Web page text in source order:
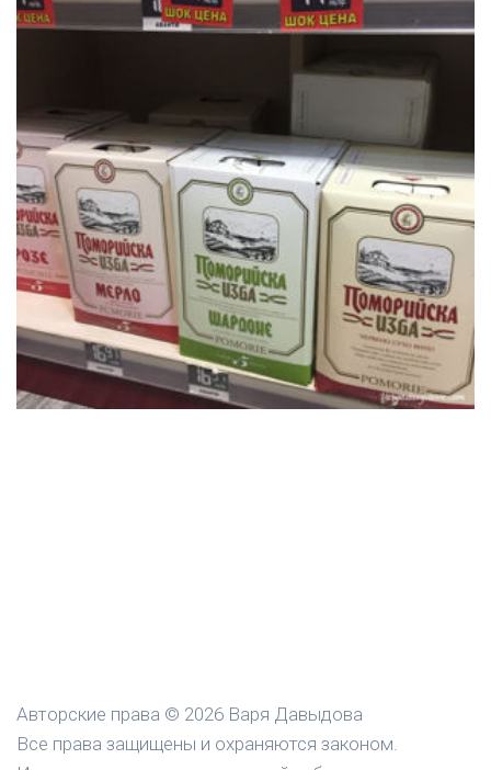
Авторские права © 2026 Варя Давыдова
Все права защищены и охраняются законом.